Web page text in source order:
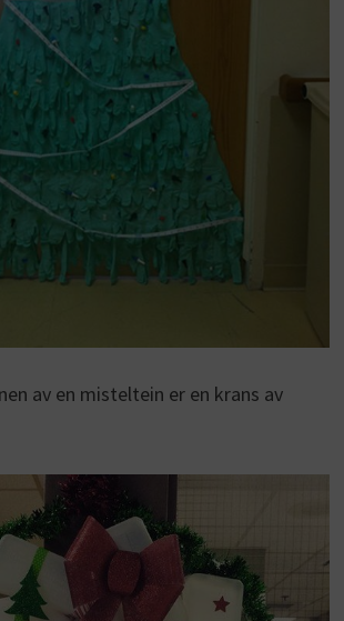
av en misteltein er en krans av